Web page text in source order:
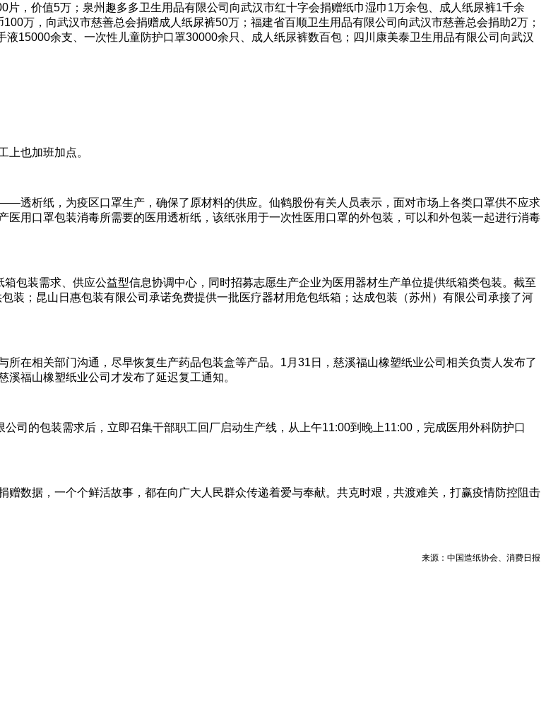
，价值5万；泉州趣多多卫生用品有限公司向武汉市红十字会捐赠纸巾湿巾1万余包、成人纸尿裤1千余
万，向武汉市慈善总会捐赠成人纸尿裤50万；福建省百顺卫生用品有限公司向武汉市慈善总会捐助2万；
15000余支、一次性儿童防护口罩30000余只、成人纸尿裤数百包；四川康美泰卫生用品有限公司向武汉
上也加班加点。
透析纸，为疫区口罩生产，确保了原材料的供应。仙鹤股份有关人员表示，面对市场上各类口罩供不应求
用口罩包装消毒所需要的医用透析纸，该纸张用于一次性医用口罩的外包装，可以和外包装一起进行消毒
包装需求、供应公益型信息协调中心，同时招募志愿生产企业为医用器材生产单位提供纸箱类包装。截至
装；昆山日惠包装有限公司承诺免费提供一批医疗器材用危包纸箱；达成包装（苏州）有限公司承接了河
在相关部门沟通，尽早恢复生产药品包装盒等产品。1月31日，慈溪福山橡塑纸业公司相关负责人发布了
福山橡塑纸业公司才发布了延迟复工通知。
司的包装需求后，立即召集干部职工回厂启动生产线，从上午11:00到晚上11:00，完成医用外科防护口
数据，一个个鲜活故事，都在向广大人民群众传递着爱与奉献。共克时艰，共渡难关，打赢疫情防控阻击
来源：中国造纸协会、消费日报